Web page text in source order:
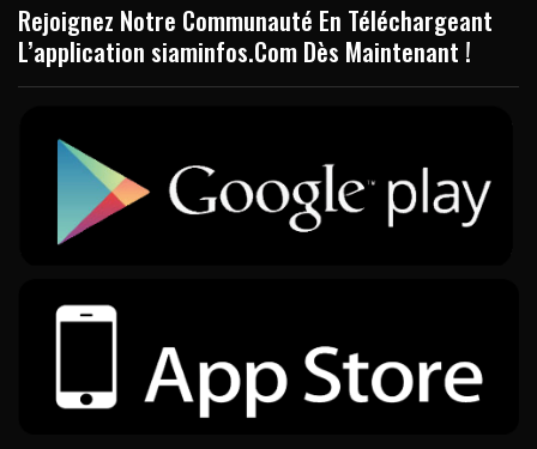
Rejoignez Notre Communauté En Téléchargeant
L’application siaminfos.Com Dès Maintenant !